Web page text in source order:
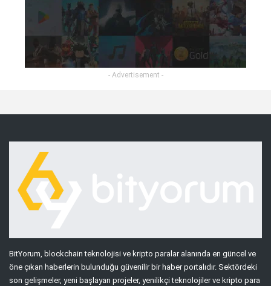
- Advertisement -
BitYorum, blockchain teknolojisi ve kripto paralar alanında en güncel ve
öne çıkan haberlerin bulunduğu güvenilir bir haber portalıdır. Sektördeki
son gelişmeler, yeni başlayan projeler, yenilikçi teknolojiler ve kripto para